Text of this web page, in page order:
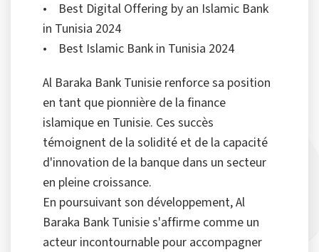
• Best Digital Offering by an Islamic Bank
in Tunisia 2024
• Best Islamic Bank in Tunisia 2024
Al Baraka Bank Tunisie renforce sa position
en tant que pionnière de la finance
islamique en Tunisie. Ces succès
témoignent de la solidité et de la capacité
d'innovation de la banque dans un secteur
en pleine croissance.
En poursuivant son développement, Al
Baraka Bank Tunisie s'affirme comme un
acteur incontournable pour accompagner